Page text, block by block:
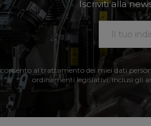
Iscriviti alla
al trattamento dei miei dati
ordinamenti legislativi, inclusi gli